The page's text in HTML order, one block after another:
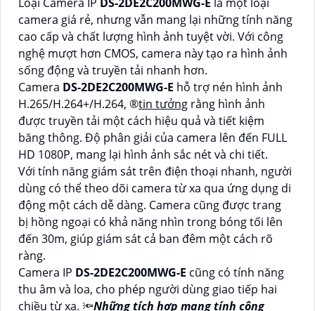
camera giá rẻ, nhưng vẫn mang lại những tính năng
cao cấp và chất lượng hình ảnh tuyệt vời. Với công
nghệ mượt hơn CMOS, camera này tạo ra hình ảnh
sống động và truyền tải nhanh hơn.
Camera DS-2DE2C200MWG-E hỗ trợ nén hình ảnh
H.265/H.264+/H.264, ®️tin tưởng rằng hình ảnh
được truyền tải một cách hiệu quả và tiết kiệm
băng thông. Độ phân giải của camera lên đến FULL
HD 1080P, mang lại hình ảnh sắc nét và chi tiết.
Với tính năng giám sát trên điện thoại nhanh, người
dùng có thể theo dõi camera từ xa qua ứng dụng di
động một cách dễ dàng. Camera cũng được trang
bị hồng ngoại có khả năng nhìn trong bóng tối lên
đến 30m, giúp giám sát cả ban đêm một cách rõ
ràng.
Camera IP DS-2DE2C200MWG-E cũng có tính năng
thu âm và loa, cho phép người dùng giao tiếp hai
chiều từ xa. 🔦Những tích hợp mang tính công